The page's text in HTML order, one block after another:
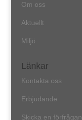
Om oss
Aktuellt
Miljö
Länkar
Kontakta oss
Erbjudande
Skicka en förfrågan